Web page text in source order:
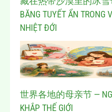
BĂNG TUYẾT ẨN TRONG
NHIỆT ĐỚI
世界各地的母亲节 —
KHẮP THẾ GIỚI